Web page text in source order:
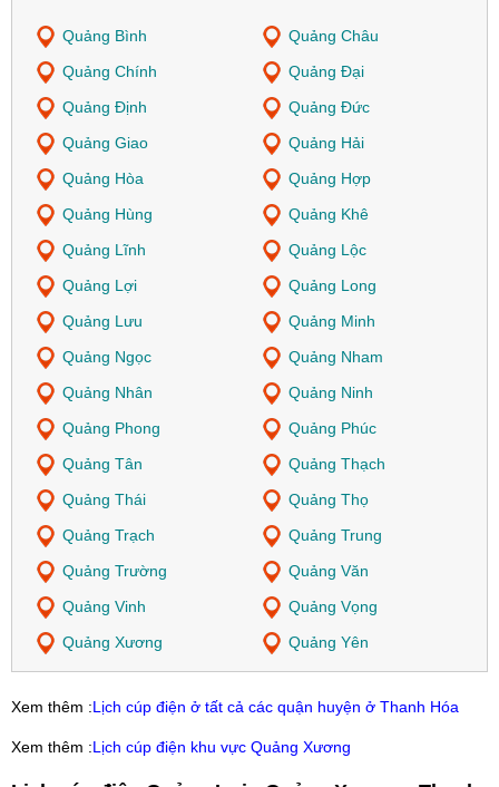
Quảng Bình
Quảng Châu
Quảng Chính
Quảng Đại
Quảng Định
Quảng Đức
Quảng Giao
Quảng Hải
Quảng Hòa
Quảng Hợp
Quảng Hùng
Quảng Khê
Quảng Lĩnh
Quảng Lộc
Quảng Lợi
Quảng Long
Quảng Lưu
Quảng Minh
Quảng Ngọc
Quảng Nham
Quảng Nhân
Quảng Ninh
Quảng Phong
Quảng Phúc
Quảng Tân
Quảng Thạch
Quảng Thái
Quảng Thọ
Quảng Trạch
Quảng Trung
Quảng Trường
Quảng Văn
Quảng Vinh
Quảng Vọng
Quảng Xương
Quảng Yên
Xem thêm :Lịch cúp điện ở tất cả các quận huyện ở Thanh Hóa
Xem thêm :Lịch cúp điện khu vực Quảng Xương